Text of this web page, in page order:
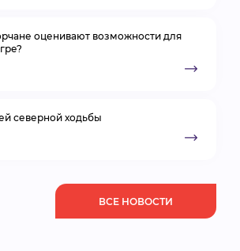
оценивают возможности для
северной ходьбы
ВСЕ НОВОСТИ